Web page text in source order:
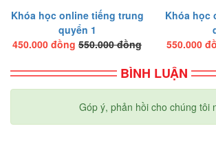
Chữ Hán
Ngữ pháp
Bài khóa
Bài tập nghe hiểu
Khóa học online tiếng trung
quyển 1
450.000 đồng 550.000 đồng
Khóa học
550.000
BÌNH LUẬN
Góp ý, phản hồi cho chúng tôi